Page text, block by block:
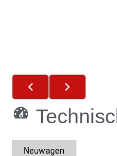
Neuwagen